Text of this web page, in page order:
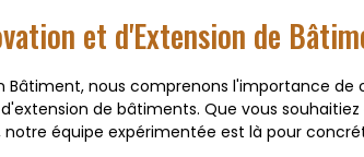
et d'Extension de
Bâtiment, nous comprenons l'importance
de bâtiments. Que vous
équipe expérimentée est là pour